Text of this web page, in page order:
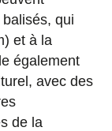
qui
et à la
également
avec des
de la